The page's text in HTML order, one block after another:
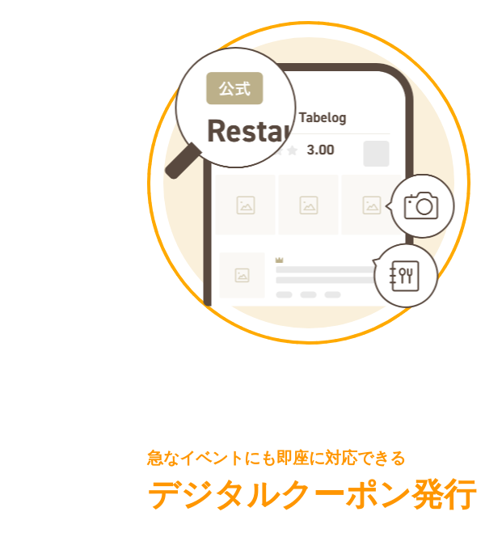
急なイベントにも即座に対応できる
デジタルクーポン発行